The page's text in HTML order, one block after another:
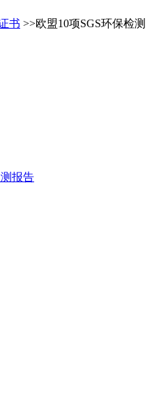
书 >>欧盟10项SGS环保检测
报告